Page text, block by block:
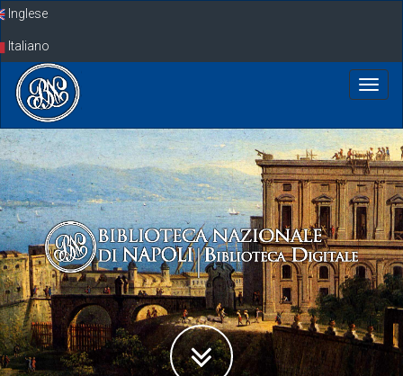
SkipInglese
Italiano